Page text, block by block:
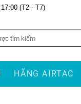
(T2 - T7)
HÃNG AIRTAC